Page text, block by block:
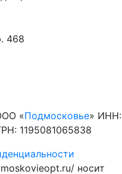
468
«Подмосковье» ИНН:
1195081065838
носит